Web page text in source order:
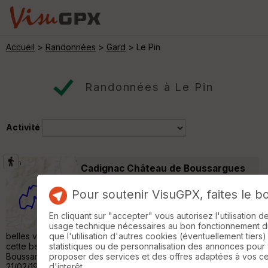
Accueil > Randonnées > Gard > Le Pin
Randonnées à Le Pin
Activité
Cadignac Château de Boussargues
Départ hameau de Cadignac (Sabran). Après
avoir traversé un paysage de bois et de
belles vignes avec une superbe vue sur la plaine de la Tave,
cette belle balade permet d'atteindre l'imposant Château de
Boussargues et sa chapelle des templiers du XIIéme siècle.
Pour soutenir VisuGPX, faites le
En cliquant sur "accepter" vous autorisez l'utilisation
usage technique nécessaires au bon fonctionnement
que l'utilisation d'autres cookies (éventuellement
statistiques ou de personnalisation des annonces pour
proposer des services et des offres adaptées à vos